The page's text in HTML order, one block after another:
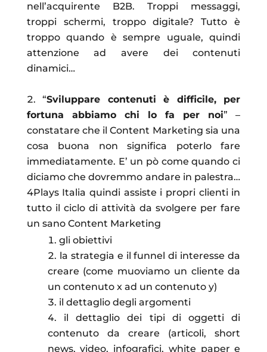
nell’acquirente B2B. Troppi messaggi,
troppi schermi, troppo digitale? Tutto è
troppo quando è sempre uguale, quindi
attenzione ad avere dei contenuti
dinamici…
“Sviluppare contenuti è difficile, per
fortuna abbiamo chi lo fa per noi” –
constatare che il Content Marketing sia una
cosa buona non significa poterlo fare
immediatamente. E’ un pò come quando ci
diciamo che dovremmo andare in palestra…
4Plays Italia quindi assiste i propri clienti in
tutto il ciclo di attività da svolgere per fare
un sano Content Marketing
gli obiettivi
la strategia e il funnel di interesse da
creare (come muoviamo un cliente da
un contenuto x ad un contenuto y)
il dettaglio degli argomenti
il dettaglio dei tipi di oggetti di
contenuto da creare (articoli, short
news, video, infografici, white paper e